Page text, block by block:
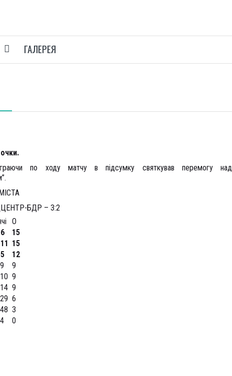
ГАЛЕРЕЯ
по ходу матчу в підсумку святкував перемогу над
БДР – 3:2
О
15
15
12
9
9
9
6
3
0